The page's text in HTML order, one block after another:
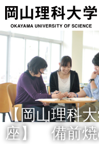
【岡山理科
座】 備前焼